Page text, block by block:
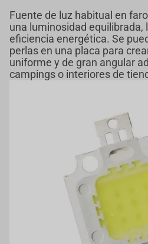
Fuente de luz habitual en
una luminosidad equilibrada,
eficiencia energética. Se
perlas en una placa para
uniforme y de gran angular
campings o interiores de